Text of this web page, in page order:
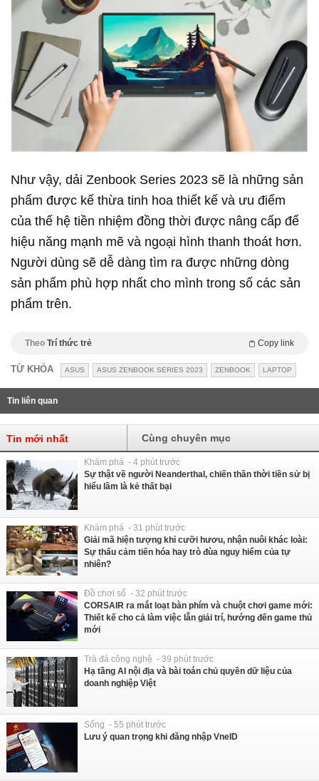
Như vậy, dải Zenbook Series 2023 sẽ là những sản
phẩm được kế thừa tinh hoa thiết kế và ưu điểm
của thế hệ tiền nhiệm đồng thời được nâng cấp để
hiệu năng mạnh mẽ và ngoại hình thanh thoát hơn.
Người dùng sẽ dễ dàng tìm ra được những dòng
sản phẩm phù hợp nhất cho mình trong số các sản
phẩm trên.
Theo Trí thức trẻ Copy link
TỪ KHÓA ASUS ASUS ZENBOOK SERIES 2023 ZENBOOK LAPTOP
Tin liên quan
Tin mới nhất Cùng chuyên mục
Khám phá - 4 phút trước
Sự thật về người Neanderthal, chiến thần thời tiền sử bị
hiểu lầm là kẻ thất bại
Khám phá - 31 phút trước
Giải mã hiện tượng khỉ cưỡi hươu, nhận nuôi khác loài:
Sự thấu cảm tiến hóa hay trò đùa nguy hiểm của tự
nhiên?
Đồ chơi số - 32 phút trước
CORSAIR ra mắt loạt bàn phím và chuột chơi game mới:
Thiết kế cho cả làm việc lẫn giải trí, hướng đến game thủ
mới
Trà đá công nghệ - 39 phút trước
Hạ tầng AI nội địa và bài toán chủ quyền dữ liệu của
doanh nghiệp Việt
Sống - 55 phút trước
Lưu ý quan trọng khi đăng nhập VneID